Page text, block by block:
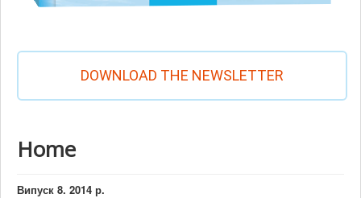
DOWNLOAD THE NEWSLETTER
Home
Випуск 8. 2014 р.